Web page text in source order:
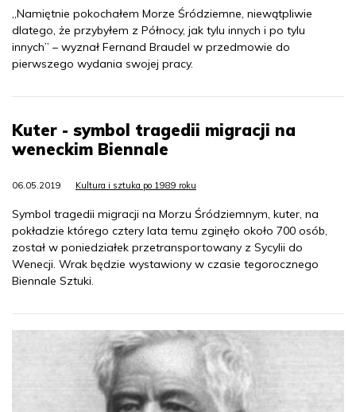
„Namiętnie pokochałem Morze Śródziemne, niewątpliwie
dlatego, że przybyłem z Północy, jak tylu innych i po tylu
innych” – wyznał Fernand Braudel w przedmowie do
pierwszego wydania swojej pracy.
Kuter - symbol tragedii migracji na
weneckim Biennale
06.05.2019 Kultura i sztuka po 1989 roku
Symbol tragedii migracji na Morzu Śródziemnym, kuter, na
pokładzie którego cztery lata temu zginęło około 700 osób,
został w poniedziałek przetransportowany z Sycylii do
Wenecji. Wrak będzie wystawiony w czasie tegorocznego
Biennale Sztuki.